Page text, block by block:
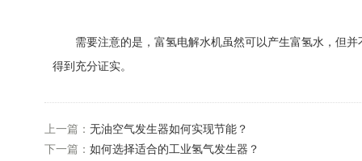
需要注意的是，富氢电解水机虽然可以产生富氢水，但并
得到充分证实。
上一篇： 无油空气发生器如何实现节能？
下一篇： 如何选择适合的工业氢气发生器？